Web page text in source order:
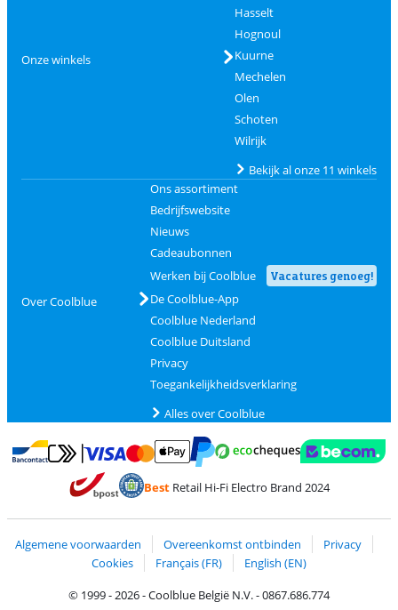
Onze winkels
Hasselt
Hognoul
Kuurne
Mechelen
Olen
Schoten
Wilrijk
Bekijk al onze 11 winkels
Over Coolblue
Ons assortiment
Bedrijfswebsite
Nieuws
Cadeaubonnen
Werken bij Coolblue
Vacatures genoeg!
De Coolblue-App
Coolblue Nederland
Coolblue Duitsland
Privacy
Toegankelijkheidsverklaring
Alles over Coolblue
Betalen met Bancontact
Betalen met MasterCard en Visa via ClickToPay
Betalen met PayPal
BestRetail Hi-Fi Electro Brand 2024
Algemene voorwaarden Overeenkomst ontbinden
Privacy
Cookies
Français (FR)
English (EN)
© 1999 - 2026 - Coolblue België N.V. - 0867.686.774